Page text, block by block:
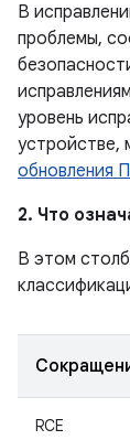
В
проблемы,
уровень
устройстве,
обновления
2. Что
В этом
RCE